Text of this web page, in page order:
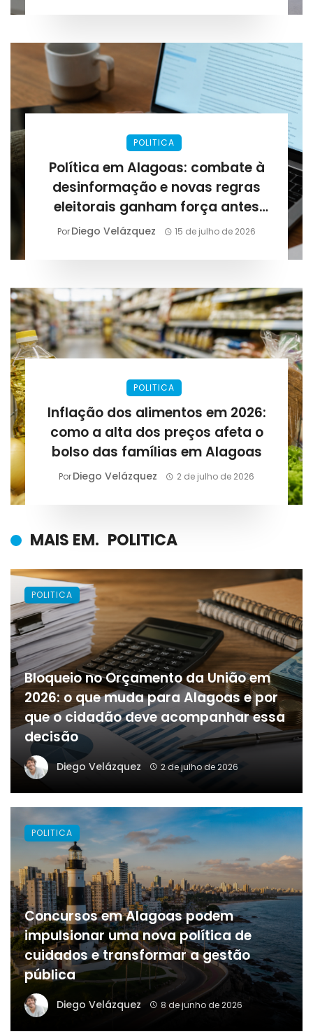
POLITICA
Política em Alagoas: combate à
desinformação e novas regras
eleitorais ganham força antes
das eleições de 2026
PorDiego Velázquez 15 de julho de 2026
POLITICA
Inflação dos alimentos em 2026:
como a alta dos preços afeta o
bolso das famílias em Alagoas
PorDiego Velázquez 2 de julho de 2026
MAIS EM. POLITICA
Bloqueio no Orçamento da União em
2026: o que muda para Alagoas e por
que o cidadão deve acompanhar essa
decisão
Diego Velázquez 2 de julho de 2026
POLITICA
Concursos em Alagoas podem
impulsionar uma nova política de
cuidados e transformar a gestão
pública
Diego Velázquez 8 de junho de 2026
POLITICA